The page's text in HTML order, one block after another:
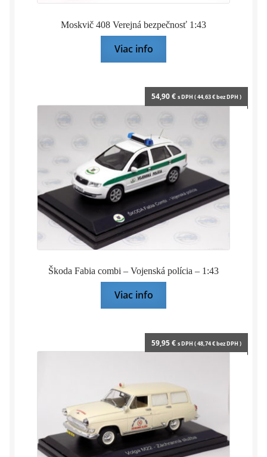
Moskvič 408 Verejná bezpečnosť 1:43
Viac info
Škoda Fabia combi – Vojenská polícia – 1:43
54,90€ s DPH (44,63€bez DPH )
Viac info
59,95€ s DPH (48,74€bez DPH )